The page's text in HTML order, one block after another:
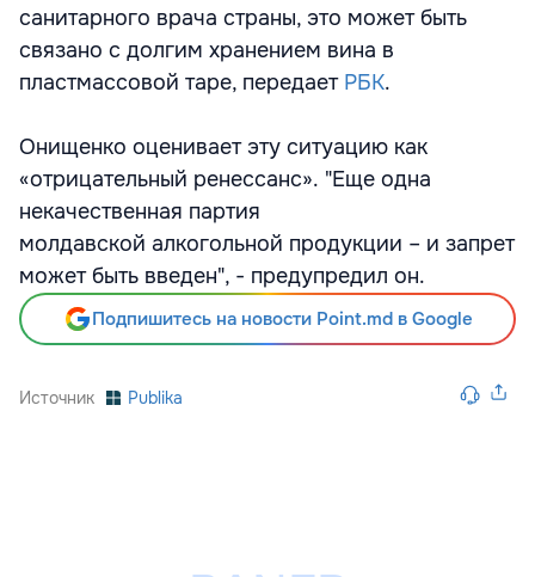
санитарного врача страны, это может быть
связано с долгим хранением вина в
пластмассовой таре, передает РБК.
Онищенко оценивает эту ситуацию как
«отрицательный ренессанс». "Еще одна
некачественная партия
молдавской алкогольной продукции – и запрет
может быть введен", - предупредил он.
Подпишитесь на новости Point.md в Google
Источник Publika